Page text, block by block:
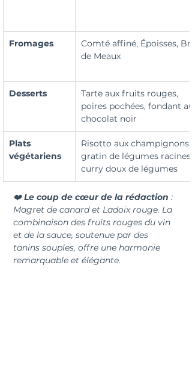
Fromages
Comté affiné, Époisses,
de Meaux
Desserts
Tarte aux fruits rouges,
poires pochées, fondant au
chocolat noir
Plats
végétariens
Risotto aux champignons,
gratin de légumes racines,
curry doux de légumes
❤️ Le coup de cœur de la rédaction :
Magret de canard et Ladoix rouge. La
combinaison des fruits rouges du vin
et de la sauce, soutenue par des
tanins souples, offre une harmonie
remarquable et élégante.